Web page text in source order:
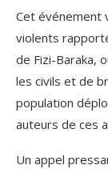
Cet événement
violents
de Fizi-Baraka,
les civils et de
population
auteurs de ces
Un appel